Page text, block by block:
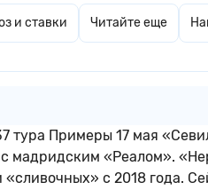
и ставки Читайте еще
тура Примеры 17 мая
с мадридским «Реалом».
с 2018 года.